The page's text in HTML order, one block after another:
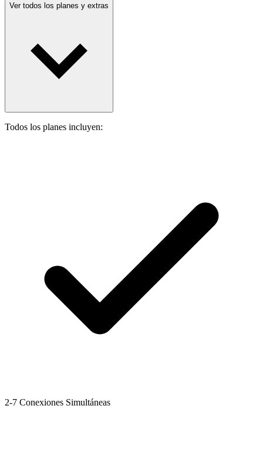
Ver todos los planes y extras
Todos los planes incluyen:
2-7 Conexiones Simultáneas